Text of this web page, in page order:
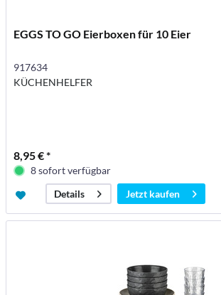
EGGS TO GO Eierboxen für 10 Eier
917634
KÜCHENHELFER
8,95 € *
8 sofort verfügbar
Details
Jetzt kaufen